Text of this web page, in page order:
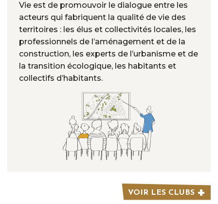
Vie est de promouvoir le dialogue entre les
acteurs qui fabriquent la qualité de vie des
territoires : les élus et collectivités locales, les
professionnels de l’aménagement et de la
construction, les experts de l’urbanisme et de
la transition écologique, les habitants et
collectifs d’habitants.
VOIR LES CLUBS